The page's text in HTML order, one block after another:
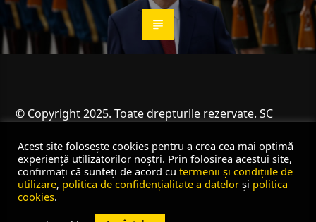
© Copyright 2025. Toate drepturile rezervate. SC
Acest site folosește cookies pentru a crea cea mai optimă
experiență utilizatorilor noștri. Prin folosirea acestui site,
confirmați că sunteți de acord cu termenii și condițiile de
utilizare, politica de confidențialitate a datelor și politica
cookies.